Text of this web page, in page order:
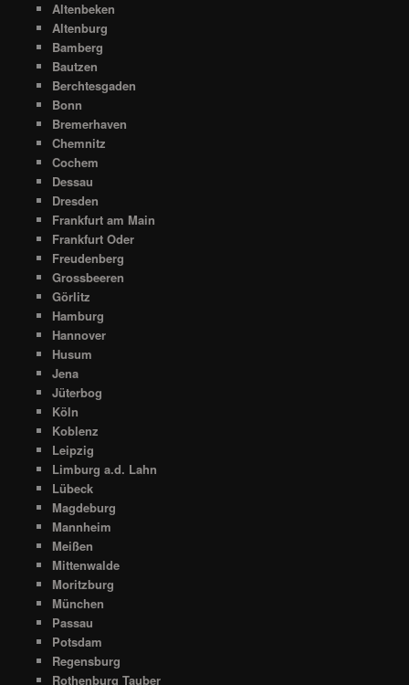
Altenbeken
Altenburg
Bamberg
Bautzen
Berchtesgaden
Bonn
Bremerhaven
Chemnitz
Cochem
Dessau
Dresden
Frankfurt am Main
Frankfurt Oder
Freudenberg
Grossbeeren
Görlitz
Hamburg
Hannover
Husum
Jena
Jüterbog
Köln
Koblenz
Leipzig
Limburg a.d. Lahn
Lübeck
Magdeburg
Mannheim
Meißen
Mittenwalde
Moritzburg
München
Passau
Potsdam
Regensburg
Rothenburg Tauber